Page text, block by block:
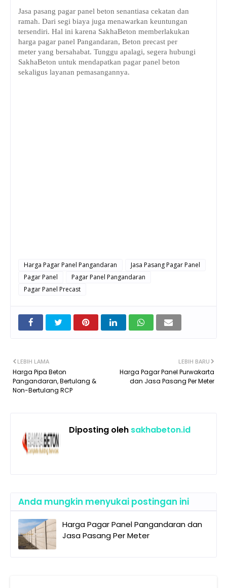
Jasa pasang pagar panel beton senantiasa cekatan dan
ramah. Dari segi biaya juga menawarkan keuntungan
tersendiri. Hal ini karena SakhaBeton memberlakukan
harga pagar panel Pangandaran, Beton precast per
meter yang bersahabat. Tunggu apalagi, segera hubungi
SakhaBeton untuk mendapatkan pagar panel beton
sekaligus layanan pemasangannya.
Harga Pagar Panel Pangandaran
Jasa Pasang Pagar Panel
Pagar Panel
Pagar Panel Pangandaran
Pagar Panel Precast
LEBIH BARU
Harga Pagar Panel Purwakarta
dan Jasa Pasang Per Meter
LEBIH LAMA
Harga Pipa Beton
Pangandaran, Bertulang &
Non-Bertulang RCP
Diposting oleh sakhabeton.id
Anda mungkin menyukai postingan ini
Harga Pagar Panel Pangandaran dan
Jasa Pasang Per Meter